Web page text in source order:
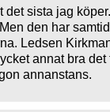
det sista jag
den har
Ledsen
annat bra det
annanstans.